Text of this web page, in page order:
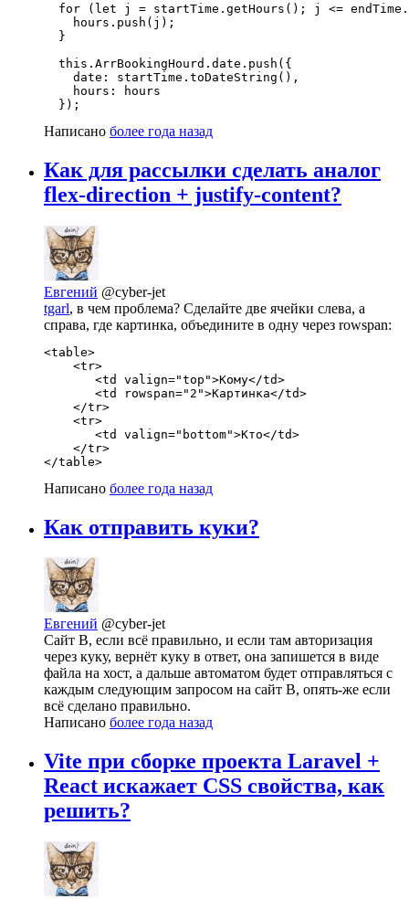
for (let j = startTime.getHours(); j <=
    hours.push(j);
  }
  this.ArrBookingHourd.date.push({
    date: startTime.toDateString(),
    hours: hours
  });
Написано более года назад
Как для рассылки сделать аналог
flex-direction + justify-content?
Евгений @cyber-jet
tgarl, в чем проблема? Сделайте две ячейки слева, а
справа, где картинка, объедините в одну через rowspan:
<table>
    <tr>
       <td valign="top">Кому</td>
       <td rowspan="2">Картинка</td>
    </tr>
    <tr>
       <td valign="bottom">Кто</td>
    </tr>
</table>
Написано более года назад
Как отправить куки?
Евгений @cyber-jet
Сайт B, если всё правильно, и если там авторизация
через куку, вернёт куку в ответ, она запишется в виде
файла на хост, а дальше автоматом будет отправляться с
каждым следующим запросом на сайт B, опять-же если
всё сделано правильно.
Написано более года назад
Vite при сборке проекта Laravel +
React искажает CSS свойства, как
решить?